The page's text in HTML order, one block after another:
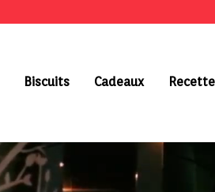
Biscuits Cadeaux